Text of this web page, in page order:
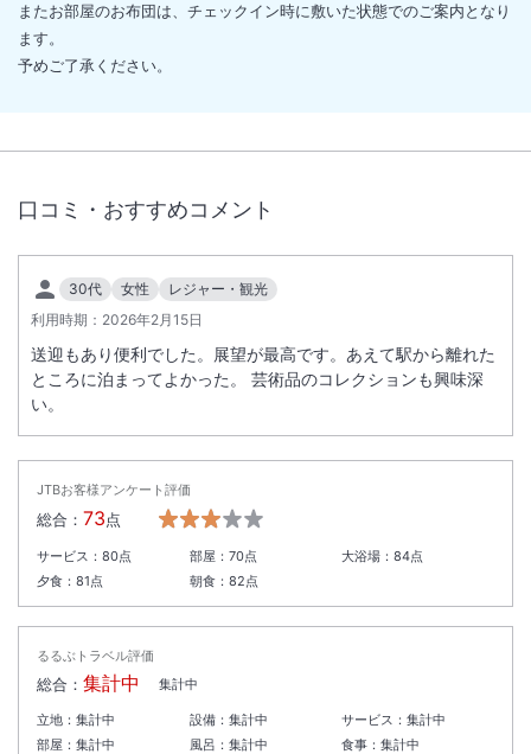
またお部屋のお布団は、チェックイン時に敷いた状態でのご案内となり
ます。
予めご了承ください。
口コミ・おすすめコメント
30代 女性
レジャー・観光
利用時期： 2026年2月15日
送迎もあり便利でした。展望が最高です。あえて駅から離れた
ところに泊まってよかった。 芸術品のコレクションも興味深
い。
JTBお客様アンケート評価
総合： 73点
サービス： 80点 部屋： 70点 大浴場：84点
夕食： 81点 朝食： 82点
るるぶトラベル評価
総合： 集計中 集計中
立地： 集計中 設備： 集計中 サービス：集計中
部屋： 集計中 風呂： 集計中 食事：集計中